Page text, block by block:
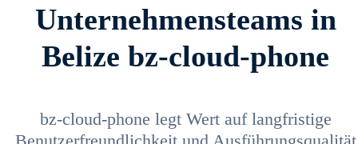
Unternehmensteams in
Belize bz-cloud-phone
bz-cloud-phone legt Wert auf langfristige